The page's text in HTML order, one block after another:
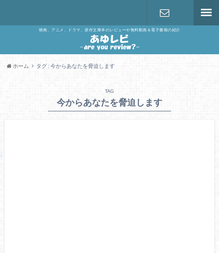
映画、アニメ、ドラマ、原作文庫本のレビューや無料動画＆電子書籍の紹介
ホーム タグ : 今からあなたを脅迫します
TAG
今からあなたを脅迫します